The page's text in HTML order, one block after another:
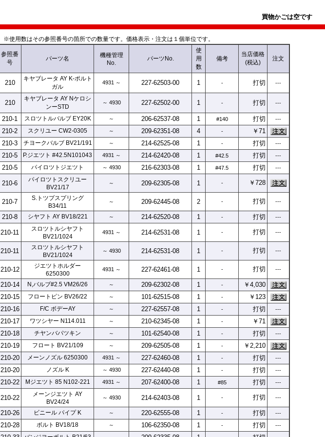
買物かごは空です
※使用数はその参照番号の箇所での数量です。価格表示・注文は１個単位です。
参照番
号
パーツ名 機種管理
No.
パーツNo.
使
用
数
備考
当店価格
(税込)
注文
210
キヤブレータ AY K-ポルト
ガル
4931 ～ 227-62503-00 1 - 打切 ---
210
キヤブレータ AY Nケロシ
ンーSTD
～ 4930 227-62502-00 1 - 打切 ---
210-1 スロツトルバルブ EY20K ～ 206-62537-08 1 #140 打切 ---
210-2 スクリユー CW2-0305 ～ 209-62351-08 4 -
￥71
210-3
チヨークバルブ BV21/191 ～ 214-62525-08 1 - 打切 ---
210-5 P.ジエツト #42.5N101043 4931 ～ 214-62420-08 1 #42.5 打切 ---
210-5 パイロツトジエツト ～ 4930 216-62303-08 1 #47.5 打切 ---
210-6
パイロツトスクリユー
BV21/17
～ 209-62305-08 1 - ￥728
210-7
S.トツプスプリング
B34/11
～ 209-62445-08 2 - 打切 ---
210-8 シヤフト AY BV18/221 ～ 214-62520-08 1 - 打切 ---
210-11
スロツトルシヤフト
BV21/1024
4931 ～ 214-62531-08 1 - 打切 ---
210-11
スロツトルシヤフト
BV21/1024
～ 4930 214-62531-08 1 - 打切 ---
210-12
ジエツトホルダー
6250300
4931 ～ 227-62461-08 1 - 打切 ---
210-14 N,バルブ#2.5 VM26/26 ～ 209-62302-08 1 -
￥4,030
210-15
フロートピン BV26/22 ～ 101-62515-08 1 -
￥123
210-16
F/C ボデーAY ～ 227-62557-08 1 - 打切 ---
210-17 ワツシヤー N114.011 ～ 210-62345-08 1 -
￥71
210-18
チヤンバパツキン ～ 101-62540-08 1 - 打切 ---
210-19 フロート BV21/109 ～ 209-62505-08 1 -
￥2,210
210-20
メーンノズル 6250300 4931 ～ 227-62460-08 1 - 打切 ---
210-20 ノズル K ～ 4930 227-62440-08 1 - 打切 ---
210-22 Mジエツト 85 N102-221 4931 ～ 207-62400-08 1 #85 打切 ---
210-22
メーンジエツト AY
BV24/24
～ 4930 214-62403-08 1 - 打切 ---
210-26 ビニール パイプ K ～ 220-62555-08 1 - 打切 ---
210-28 ボルト BV18/18 ～ 106-62350-08 1 - 打切 ---